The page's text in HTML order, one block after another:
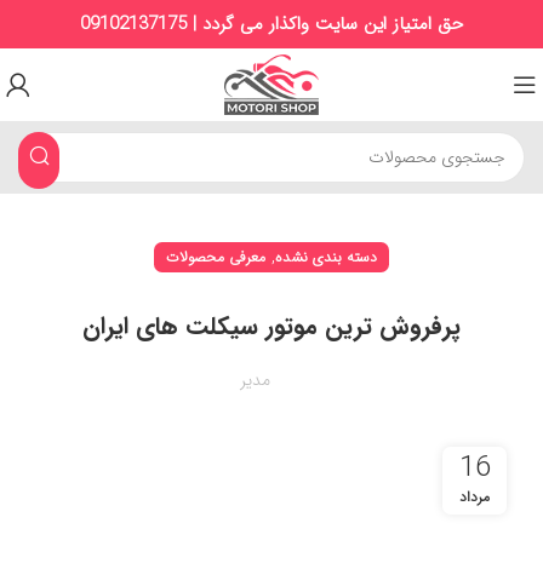
حق امتیاز این سایت واکذار می گردد | 09102137175
دسته بندی نشده, معرفی محصولات
پرفروش‌ ترین موتور سیکلت‌ های ایران
مدیر
16
مرداد